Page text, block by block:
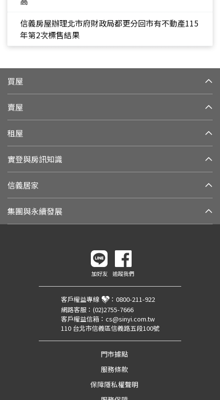
信義房屋辦理北市府財政局都更分回市有不動產115
年第2次標售結果
買屋
賣屋
租屋
實登與房訊知識
信義居家
集團與永續發展
加好友 追蹤我們
客戶權益專線 ： 0800-211-922
網路客服： (02)2755-7666
客戶權益信箱： cs@sinyi.com.tw
110 台北市信義區信義路五段100號
門市據點
服務條款
保障隱私權聲明